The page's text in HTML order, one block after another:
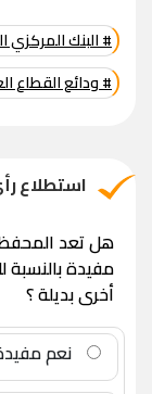
# البنك المركزي
# ودائع القطاع
استطلاع
هل تعد المحفظة
مفيدة
أخرى بديلة ؟
نعم